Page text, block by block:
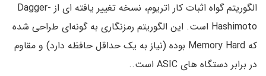
الگوریتم گواه اثبات کار اتریوم، نسخه تغییر یافته ای از Dagger-
Hashimoto است. این الگوریتم رمزنگاری به گونه‌ای طراحی شده
که Memory Hard بوده (نیاز به یک حداقل حافظه دارد) و مقاوم
در برابر دستگاه های ASIC است..